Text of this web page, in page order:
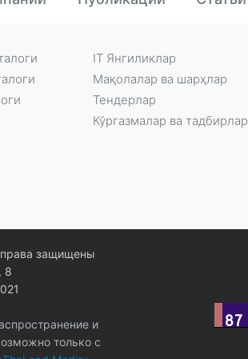
IT Янгиликлар
Мақолалар ва шарҳлар
Тендерлар
Кўргазмалар ва тадбирлар
права защищены
8
и
только с